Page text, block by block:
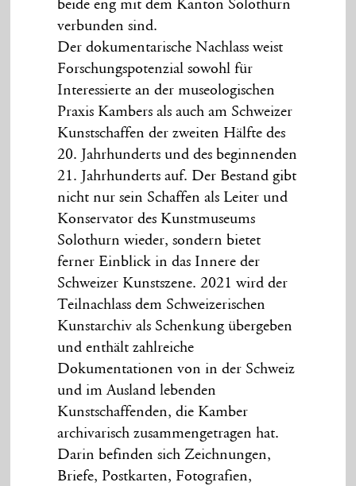
beide eng mit dem Kanton Solothurn
verbunden sind.
Der dokumentarische Nachlass weist
Forschungspotenzial sowohl für
Interessierte an der museologischen
Praxis Kambers als auch am Schweizer
Kunstschaffen der zweiten Hälfte des
20. Jahrhunderts und des beginnenden
21. Jahrhunderts auf. Der Bestand gibt
nicht nur sein Schaffen als Leiter und
Konservator des Kunstmuseums
Solothurn wieder, sondern bietet
ferner Einblick in das Innere der
Schweizer Kunstszene. 2021 wird der
Teilnachlass dem Schweizerischen
Kunstarchiv als Schenkung übergeben
und enthält zahlreiche
Dokumentationen von in der Schweiz
und im Ausland lebenden
Kunstschaffenden, die Kamber
archivarisch zusammengetragen hat.
Darin befinden sich Zeichnungen,
Briefe, Postkarten, Fotografien,